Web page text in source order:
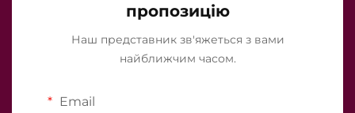
пропозицію
Наш представник зв'яжеться з вами
найближчим часом.
Email